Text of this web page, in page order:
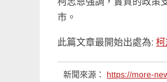
市。
此篇文章最開始出處為:
新聞來源： https://more-